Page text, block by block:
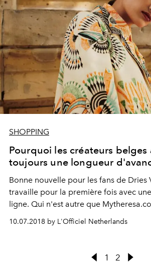
SHOPPING
Pourquoi les créateurs
toujours une longueur
Bonne nouvelle pour les fans de Dries
travaille pour la première fois avec
ligne. Qui n'est autre que
10.07.2018 by L'Officiel Netherlands
1 2